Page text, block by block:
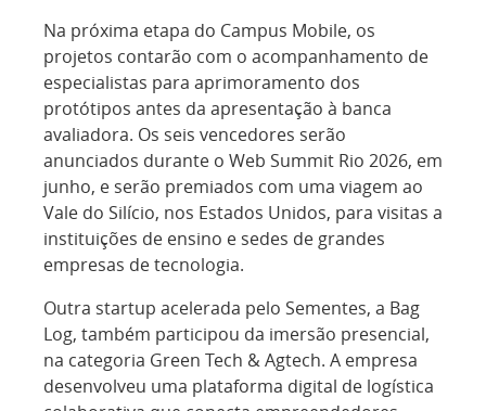
Na próxima etapa do Campus Mobile, os
projetos contarão com o acompanhamento de
especialistas para aprimoramento dos
protótipos antes da apresentação à banca
avaliadora. Os seis vencedores serão
anunciados durante o Web Summit Rio 2026, em
junho, e serão premiados com uma viagem ao
Vale do Silício, nos Estados Unidos, para visitas a
instituições de ensino e sedes de grandes
empresas de tecnologia.
Outra startup acelerada pelo Sementes, a Bag
Log, também participou da imersão presencial,
na categoria Green Tech & Agtech. A empresa
desenvolveu uma plataforma digital de logística